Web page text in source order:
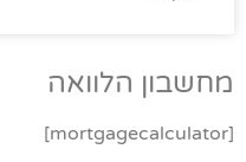
מחשבון הלוואה
[mortgagecalculator]